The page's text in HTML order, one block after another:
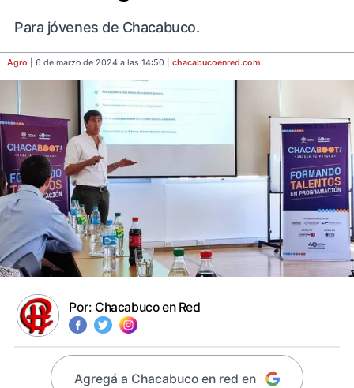
Para jóvenes de Chacabuco.
Agro | 6 de marzo de 2024 a las 14:50 | chacabucoenred.com
Por: Chacabuco en Red
Agregá a Chacabuco en red en